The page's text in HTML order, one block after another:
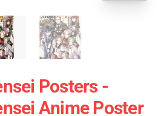
Posters -
Anime Poster